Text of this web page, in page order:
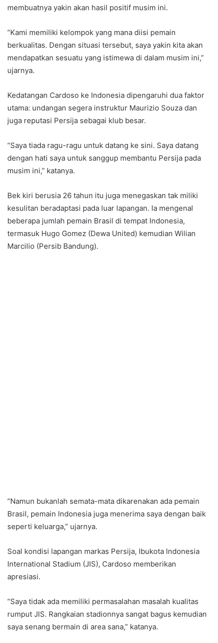
membuatnya yakin akan hasil positif musim ini.
“Kami memiliki kelompok yang mana diisi pemain
berkualitas. Dengan situasi tersebut, saya yakin kita akan
mendapatkan sesuatu yang istimewa di dalam musim ini,”
ujarnya.
Kedatangan Cardoso ke Indonesia dipengaruhi dua faktor
utama: undangan segera instruktur Maurizio Souza dan
juga reputasi Persija sebagai klub besar.
“Saya tiada ragu-ragu untuk datang ke sini. Saya datang
dengan hati saya untuk sanggup membantu Persija pada
musim ini,” katanya.
Bek kiri berusia 26 tahun itu juga menegaskan tak miliki
kesulitan beradaptasi pada luar lapangan. Ia mengenal
beberapa jumlah pemain Brasil di tempat Indonesia,
termasuk Hugo Gomez (Dewa United) kemudian Wilian
Marcilio (Persib Bandung).
“Namun bukanlah semata-mata dikarenakan ada pemain
Brasil, pemain Indonesia juga menerima saya dengan baik
seperti keluarga,” ujarnya.
Soal kondisi lapangan markas Persija, Ibukota Indonesia
International Stadium (JIS), Cardoso memberikan
apresiasi.
“Saya tidak ada memiliki permasalahan masalah kualitas
rumput JIS. Rangkaian stadionnya sangat bagus kemudian
saya senang bermain di area sana,” katanya.